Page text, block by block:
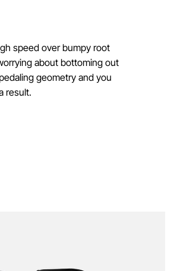
speed over bumpy root
about bottoming out
geometry and you
result.